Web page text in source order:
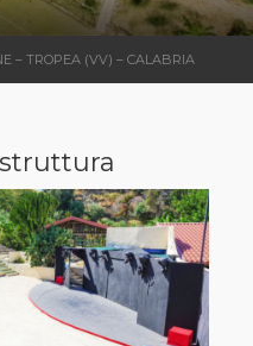
– TROPEA (VV) – CALABRIA